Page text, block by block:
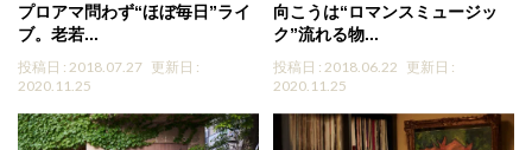
プロアマ問わず“ほぼ毎日”ライ
ブ。老若...
投稿日 : 2018.07.27 更新日 :
2020.11.25
向こうは“ロマンスミュージッ
ク”流れる物...
投稿日 : 2018.06.22 更新日 :
2020.11.25